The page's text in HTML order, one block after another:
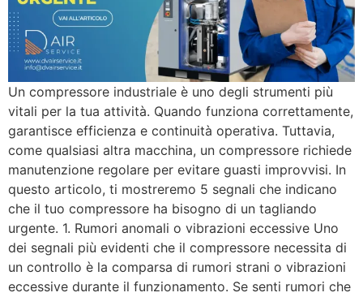
Un compressore industriale è uno degli strumenti più
vitali per la tua attività. Quando funziona correttamente,
garantisce efficienza e continuità operativa. Tuttavia,
come qualsiasi altra macchina, un compressore richiede
manutenzione regolare per evitare guasti improvvisi. In
questo articolo, ti mostreremo 5 segnali che indicano
che il tuo compressore ha bisogno di un tagliando
urgente. 1. Rumori anomali o vibrazioni eccessive Uno
dei segnali più evidenti che il compressore necessita di
un controllo è la comparsa di rumori strani o vibrazioni
eccessive durante il funzionamento. Se senti rumori che